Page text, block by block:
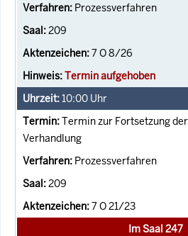
Prozessverfahren
209
7 O 8/26
Termin aufgehoben
10:00 Uhr
Termin zur Fortsetzung
Verhandlung
Prozessverfahren
209
7 O 21/23
Im Saal 247